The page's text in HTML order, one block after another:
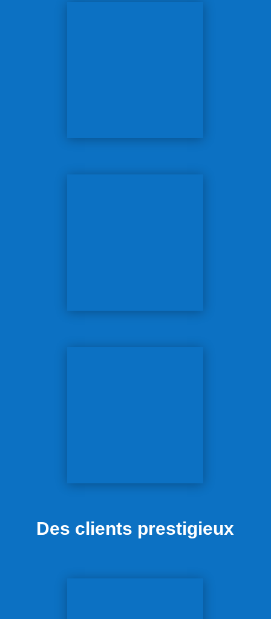
Des clients prestigieux